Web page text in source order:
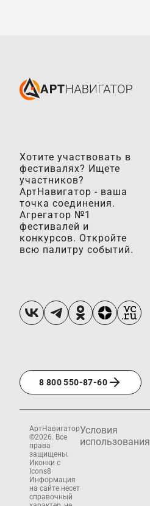
Хотите участвовать в
фестивалях? Ищете
участников?
АртНавигатор - ваша
точка соединения.
Агрегатор №1
фестивалей и
конкурсов. Откройте
всю палитру событий.
8 800 550-87-60
АртНавигатор
©2026. Все
права
защищены.
Иконки с
Icons8
Информация
на сайте несет
справочный
Условия
использования